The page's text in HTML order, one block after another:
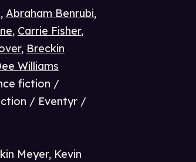
,Abraham Benrubi,
, Carrie Fisher,
, Breckin
Williams
fiction /
/ Eventyr /
Meyer, Kevin